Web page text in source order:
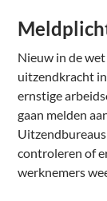
Nieuw in de
uitzendkracht
ernstige
gaan melden
controleren of
werknemers